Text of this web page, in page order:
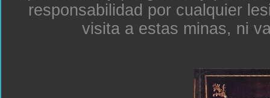
responsabilidad por cualquier
visita a estas minas, ni